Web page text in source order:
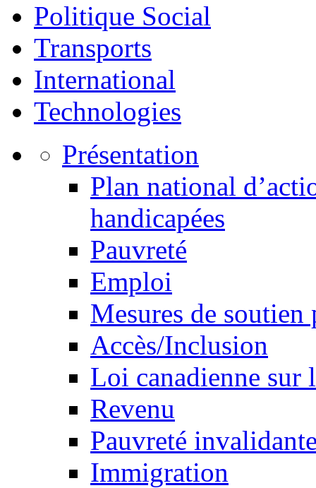
Politique Social
Transports
International
Technologies
Présentation
Plan national
handicapées
Pauvreté
Emploi
Mesures de soutien
Accès/Inclusion
Loi canadienne sur
Revenu
Pauvreté
Immigration